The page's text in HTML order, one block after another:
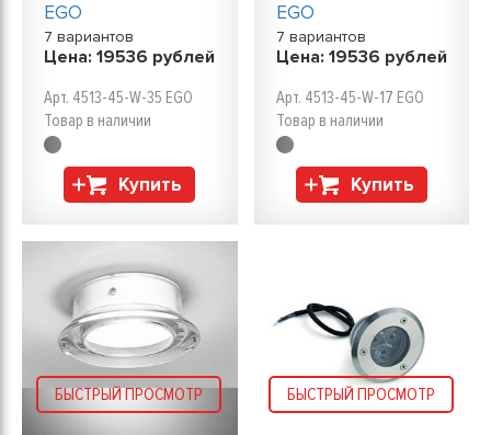
EGO
7 вариантов
Цена: 19536 рублей
Арт. 4513-45-W-35 EGO
Товар в наличии
Купить
EGO
7 вариантов
Цена: 19536 рублей
Арт. 4513-45-W-17 EGO
Товар в наличии
Купить
БЫСТРЫЙ ПРОСМОТР БЫСТРЫЙ ПРОСМОТР